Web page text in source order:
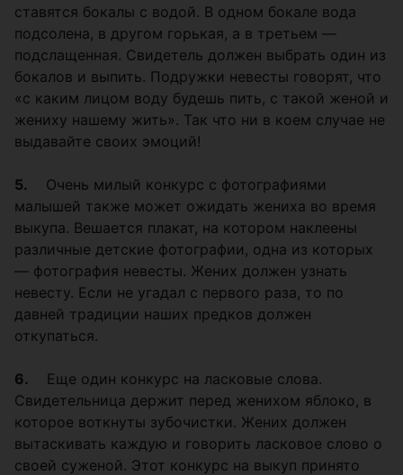
ставятся бокалы с водой. В одном бокале вода
подсолена, в другом горькая, а в третьем —
подслащенная. Свидетель должен выбрать один из
бокалов и выпить. Подружки невесты говорят, что
«с каким лицом воду будешь пить, с такой женой и
жениху нашему жить». Так что ни в коем случае не
выдавайте своих эмоций!
5. Очень милый конкурс с фотографиями
малышей также может ожидать жениха во время
выкупа. Вешается плакат, на котором наклеены
различные детские фотографии, одна из которых
— фотография невесты. Жених должен узнать
невесту. Если не угадал с первого раза, то по
давней традиции наших предков должен
откупаться.
6. Еще один конкурс на ласковые слова.
Свидетельница держит перед женихом яблоко, в
которое воткнуты зубочистки. Жених должен
вытаскивать каждую и говорить ласковое слово о
своей суженой. Этот конкурс на выкуп принято